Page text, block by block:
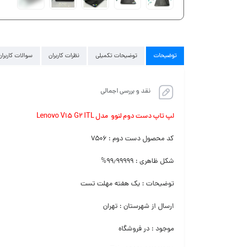
توضیحات توضیحات تکمیلی نظرات کاربران سوالات
نقد و بررسی اجمالی
لپ تاپ دست دوم لنوو مدل Lenovo V15 G2 ITL
کد محصول دست دوم : ۷۵۰۶
شکل ظاهری : ۹۹٫۹۹۹۹۹%
توضیحات : یک هفته مهلت تست
ارسال از شهرستان : تهران
موجود : در فروشگاه